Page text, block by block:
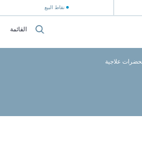
نقاط البيع
القائمة
علاجية